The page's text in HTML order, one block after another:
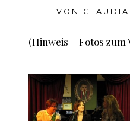
VON CLAUDIA
(Hinweis – Fotos